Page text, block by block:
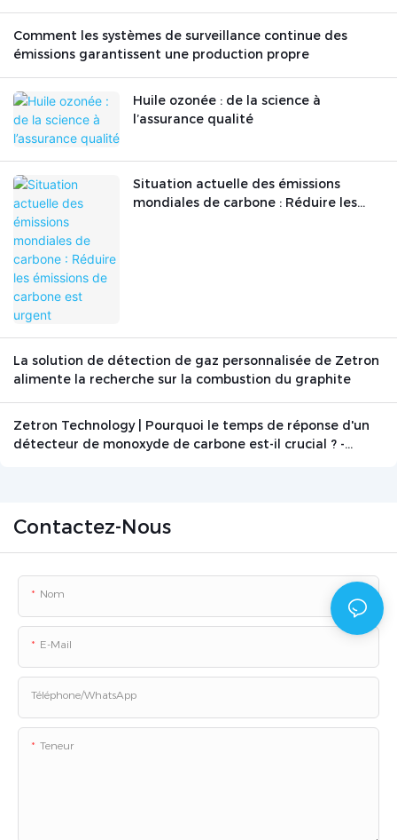
Comment les systèmes de surveillance continue des
émissions garantissent une production propre
Huile ozonée : de la science à
l’assurance qualité
Situation actuelle des émissions
mondiales de carbone : Réduire les
La solution de détection de gaz personnalisée de Zetron
alimente la recherche sur la combustion du graphite
Zetron Technology | Pourquoi le temps de réponse d'un
détecteur de monoxyde de carbone est-il crucial ? -
Contactez-Nous
Nom
E-Mail
Téléphone/WhatsApp
Teneur